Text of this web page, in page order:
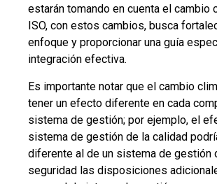
estarán tomando en cuenta el cambio
ISO, con estos cambios, busca
enfoque y proporcionar una guía
integración efectiva.
Es importante notar que el cambio
tener un efecto diferente en cada
sistema de gestión; por ejemplo, el
sistema de gestión de la calidad
diferente al de un sistema de gestión
seguridad las disposiciones